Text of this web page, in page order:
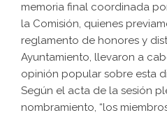
memoria final coordinada
la Comisión, quienes
reglamento de honores y
Ayuntamiento, llevaron a
opinión popular sobre esta
Según el acta de la sesión
nombramiento, “los